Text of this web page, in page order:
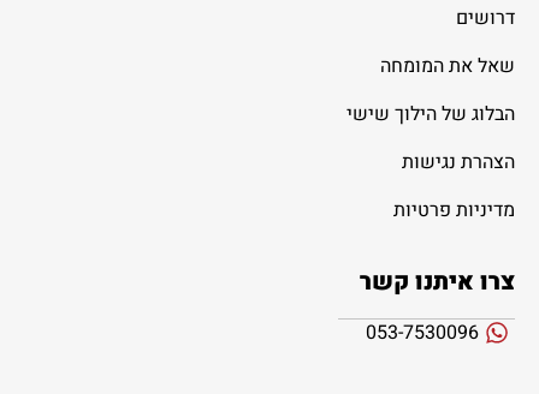
דרושים
שאל את המומחה
הבלוג של הילוך שישי
הצהרת נגישות
מדיניות פרטיות
צרו איתנו קשר
053-7530096